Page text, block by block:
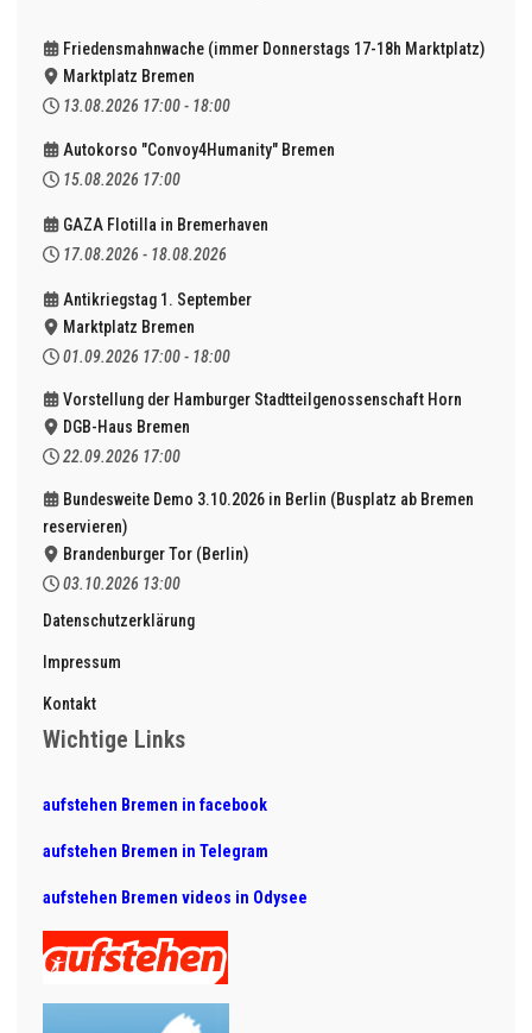
Friedensmahnwache (immer Donnerstags 17-18h Marktplatz)
Marktplatz Bremen
13.08.2026 17:00 - 18:00
Autokorso "Convoy4Humanity" Bremen
15.08.2026 17:00
GAZA Flotilla in Bremerhaven
17.08.2026 - 18.08.2026
Antikriegstag 1. September
Marktplatz Bremen
01.09.2026 17:00 - 18:00
Vorstellung der Hamburger Stadtteilgenossenschaft Horn
DGB-Haus Bremen
22.09.2026 17:00
Bundesweite Demo 3.10.2026 in Berlin (Busplatz ab Bremen
reservieren)
Brandenburger Tor (Berlin)
03.10.2026 13:00
Datenschutzerklärung
Impressum
Kontakt
Wichtige Links
aufstehen Bremen in facebook
aufstehen Bremen in Telegram
aufstehen Bremen videos in Odysee